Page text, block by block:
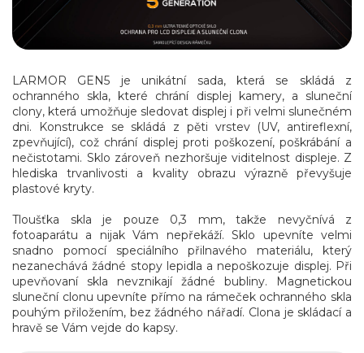
LARMOR GEN5 je unikátní sada, která se skládá z
ochranného skla, které chrání displej kamery, a sluneční
clony, která umožňuje sledovat displej i při velmi slunečném
dni. Konstrukce se skládá z pěti vrstev (UV, antireflexní,
zpevňující), což chrání displej proti poškození, poškrábání a
nečistotami. Sklo zároveň nezhoršuje viditelnost displeje. Z
hlediska trvanlivosti a kvality obrazu výrazně převyšuje
plastové kryty.
Tloušťka skla je pouze 0,3 mm, takže nevyčnívá z
fotoaparátu a nijak Vám nepřekáží. Sklo upevníte velmi
snadno pomocí speciálního přilnavého materiálu, který
nezanechává žádné stopy lepidla a nepoškozuje displej. Při
upevňovaní skla nevznikají žádné bubliny. Magnetickou
sluneční clonu upevníte přímo na rámeček ochranného skla
pouhým přiložením, bez žádného nářadí. Clona je skládací a
hravě se Vám vejde do kapsy.